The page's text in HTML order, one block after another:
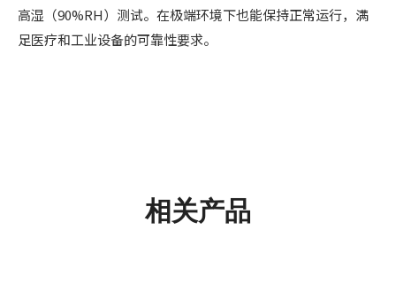
高湿（90%RH）测试。在极端环境下也能保持正常运行，满
足医疗和工业设备的可靠性要求。
相关产品